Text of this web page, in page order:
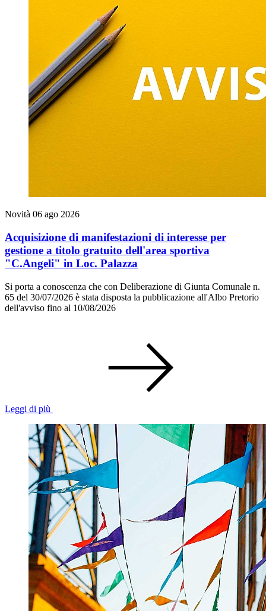
Novità 06 ago 2026
Acquisizione di manifestazioni di interesse per
gestione a titolo gratuito dell'area sportiva
"C.Angeli" in Loc. Palazza
Si porta a conoscenza che con Deliberazione di Giunta Comunale n.
65 del 30/07/2026 è stata disposta la pubblicazione all'Albo Pretorio
dell'avviso fino al 10/08/2026
Leggi di più